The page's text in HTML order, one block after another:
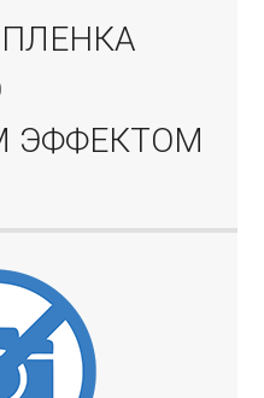
ПЛЕНКА
ЭФФЕКТОМ